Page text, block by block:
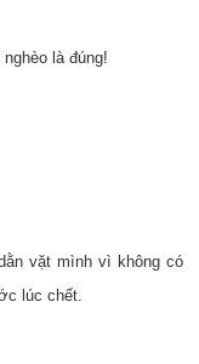
là đúng!
vặt mình vì không có
lúc chết.